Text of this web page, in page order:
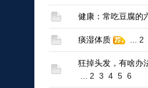
健康：常吃豆腐的
痰湿体质 2
狂掉头发，有啥办
2 3 4 5 6